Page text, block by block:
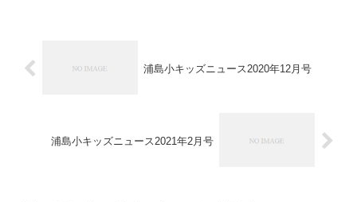
浦島小キッズニュース2020年12月号
浦島小キッズニュース2021年2月号